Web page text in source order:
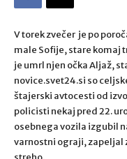
V torek zvečer je po
male Sofije, stare komaj
je umrl njen očka Aljaž,
novice.svet24.si so
štajerski avtocesti od
policisti nekaj pred 22.
osebnega vozila izgubil
varnostni ograji, zapeljal